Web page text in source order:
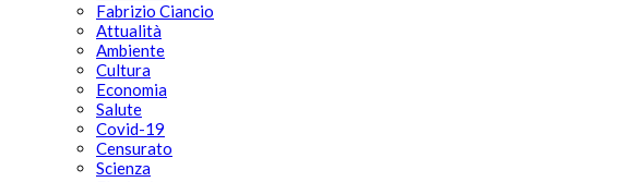
Fabrizio Ciancio
Attualità
Ambiente
Cultura
Economia
Salute
Covid-19
Censurato
Scienza